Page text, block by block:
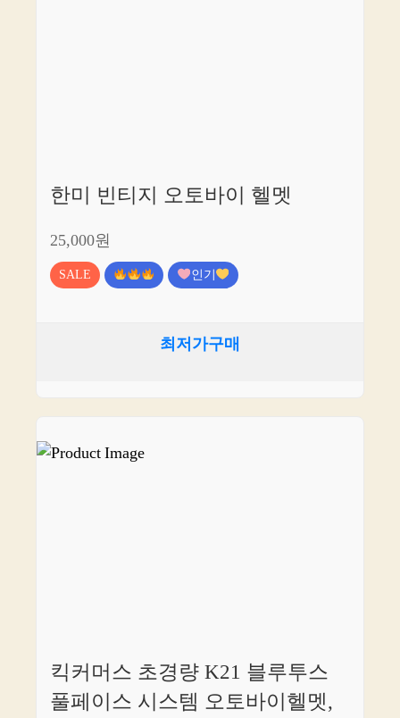
한미 빈티지 오토바이 헬멧
25,000원
SALE 인기
최저가구매
킥커머스 초경량 K21 블루투스
풀페이스 시스템 오토바이헬멧,